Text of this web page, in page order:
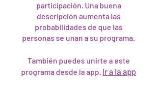
participación. Una buena
descripción aumenta las
probabilidades de que las
personas se unan a su programa.
También puedes unirte a este
programa desde la app. Ir a la app